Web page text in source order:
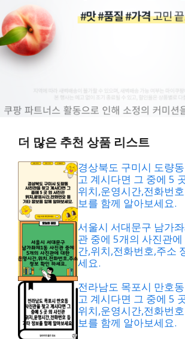
더 많은 추천 상품 리스트
경상북도 구미시 도량
고 계시다면 그 중에 5
위치,운영시간,전화번
보를 함께 알아보세요.
서울시 서대문구 남가
관 중에 5개의 사진관
간,위치,전화번호,주소
세요.
전라남도 목포시 만호
고 계시다면 그 중에 5
위치,운영시간,전화번
보를 함께 알아보세요.